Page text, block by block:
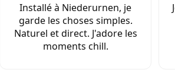
Installé à Niederurnen, je
garde les choses simples.
Naturel et direct. J'adore les
moments chill.